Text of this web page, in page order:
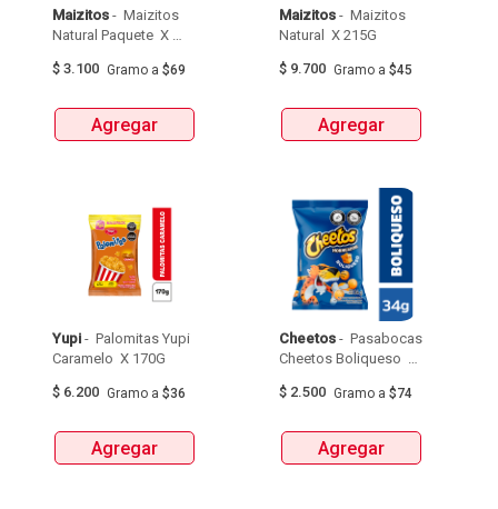
Maizitos - Maizitos
Natural Paquete  X
$ 3.100 Gramo a $69
Agregar
Maizitos - Maizitos
$ 9.700 Gramo a $45
Agregar
Yupi - Palomitas Yupi
$ 6.200 Gramo a $36
Agregar
Cheetos - Pasabocas
Cheetos Boliqueso  X
$ 2.500 Gramo a $74
Agregar